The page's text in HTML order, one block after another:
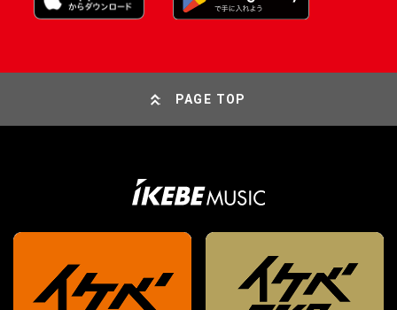
PAGE TOP